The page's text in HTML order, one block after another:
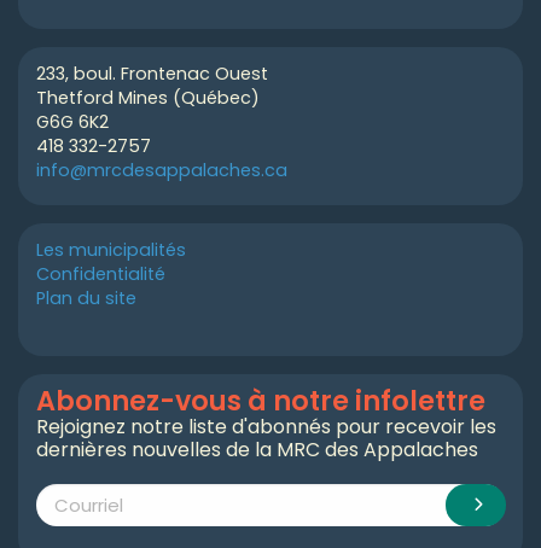
233, boul. Frontenac Ouest
Thetford Mines (Québec)
G6G 6K2
418 332-2757
info@mrcdesappalaches.ca
Les municipalités
Confidentialité
Plan du site
Abonnez-vous à notre infolettre
Rejoignez notre liste d'abonnés pour recevoir les
dernières nouvelles de la MRC des Appalaches